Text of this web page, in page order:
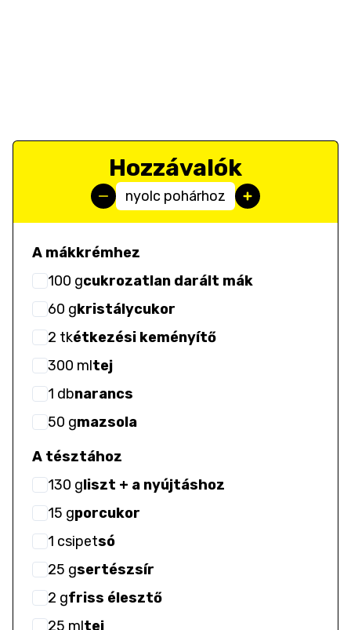
Hozzávalók
nyolc pohárhoz
A mákkrémhez
100 gcukrozatlan darált mák
60 gkristálycukor
2 tkétkezési keményítő
300 mltej
1 dbnarancs
50 gmazsola
A tésztához
130 gliszt + a nyújtáshoz
15 gporcukor
1 csipetsó
25 gsertészsír
2 gfriss élesztő
25 mltej